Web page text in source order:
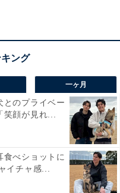
一ヶ月
とのプライベー
笑顔が見れ...
食べショットに
イチャ感...